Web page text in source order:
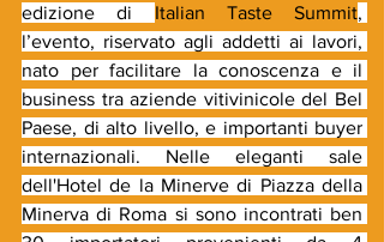
edizione di Italian Taste Summit,
l’evento, riservato agli addetti ai lavori,
nato per facilitare la conoscenza e il
business tra aziende vitivinicole del Bel
Paese, di alto livello, e importanti buyer
internazionali. Nelle eleganti sale
dell'Hotel de la Minerve di Piazza della
Minerva di Roma si sono incontrati ben